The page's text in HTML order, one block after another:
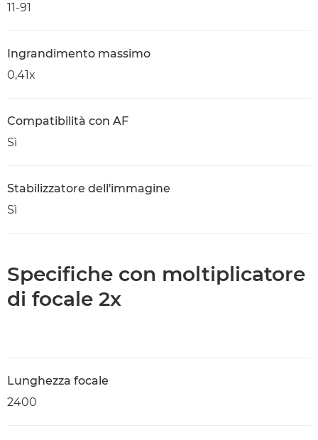
11-91
Ingrandimento massimo
0,41x
Compatibilità con AF
Sì
Stabilizzatore dell'immagine
Sì
Specifiche con moltiplicatore
di focale 2x
Lunghezza focale
2400